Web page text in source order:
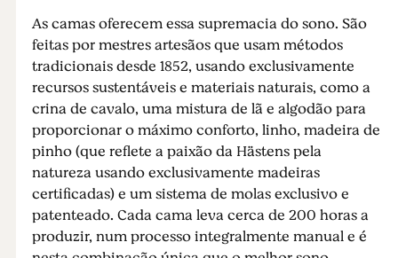
As camas oferecem essa supremacia do sono. São
feitas por mestres artesãos que usam métodos
tradicionais desde 1852, usando exclusivamente
recursos sustentáveis e materiais naturais, como a
crina de cavalo, uma mistura de lã e algodão para
proporcionar o máximo conforto, linho, madeira de
pinho (que reflete a paixão da Hästens pela
natureza usando exclusivamente madeiras
certificadas) e um sistema de molas exclusivo e
patenteado. Cada cama leva cerca de 200 horas a
produzir, num processo integralmente manual e é